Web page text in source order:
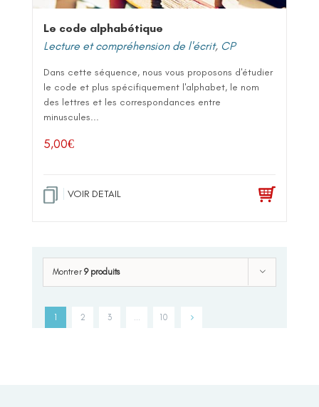
Le code alphabétique
Lecture et compréhension de l'écrit, CP
Dans cette séquence, nous vous proposons d'étudier
le code et plus spécifiquement l'alphabet, le nom
des lettres et les correspondances entre
minuscules...
5,00€
VOIR DETAIL
Montrer 9 produits
1 2 3 10